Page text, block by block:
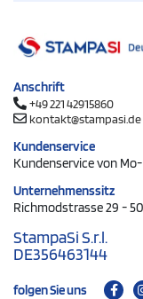
Anschrift
+49 221 42915860
kontakt@stampasi.de
Kundenservice
Kundenservice von
Unternehmenssitz
Richmodstrasse 29 -
StampaSi S.r.l.
DE356463144
folgen Sie uns